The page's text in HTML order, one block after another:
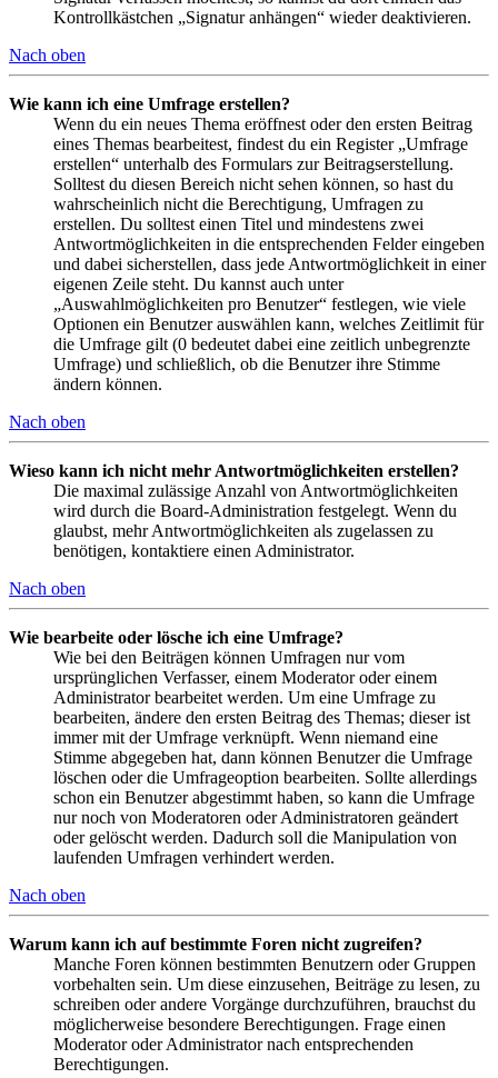
Kontrollkästchen „Signatur anhängen“ wieder deaktivieren.
Nach oben
Wie kann ich eine Umfrage erstellen?
Wenn du ein neues Thema eröffnest oder den ersten Beitrag
eines Themas bearbeitest, findest du ein Register „Umfrage
erstellen“ unterhalb des Formulars zur Beitragserstellung.
Solltest du diesen Bereich nicht sehen können, so hast du
wahrscheinlich nicht die Berechtigung, Umfragen zu
erstellen. Du solltest einen Titel und mindestens zwei
Antwortmöglichkeiten in die entsprechenden Felder eingeben
und dabei sicherstellen, dass jede Antwortmöglichkeit in einer
eigenen Zeile steht. Du kannst auch unter
„Auswahlmöglichkeiten pro Benutzer“ festlegen, wie viele
Optionen ein Benutzer auswählen kann, welches Zeitlimit für
die Umfrage gilt (0 bedeutet dabei eine zeitlich unbegrenzte
Umfrage) und schließlich, ob die Benutzer ihre Stimme
ändern können.
Nach oben
Wieso kann ich nicht mehr Antwortmöglichkeiten erstellen?
Die maximal zulässige Anzahl von Antwortmöglichkeiten
wird durch die Board-Administration festgelegt. Wenn du
glaubst, mehr Antwortmöglichkeiten als zugelassen zu
benötigen, kontaktiere einen Administrator.
Nach oben
Wie bearbeite oder lösche ich eine Umfrage?
Wie bei den Beiträgen können Umfragen nur vom
ursprünglichen Verfasser, einem Moderator oder einem
Administrator bearbeitet werden. Um eine Umfrage zu
bearbeiten, ändere den ersten Beitrag des Themas; dieser ist
immer mit der Umfrage verknüpft. Wenn niemand eine
Stimme abgegeben hat, dann können Benutzer die Umfrage
löschen oder die Umfrageoption bearbeiten. Sollte allerdings
schon ein Benutzer abgestimmt haben, so kann die Umfrage
nur noch von Moderatoren oder Administratoren geändert
oder gelöscht werden. Dadurch soll die Manipulation von
laufenden Umfragen verhindert werden.
Nach oben
Warum kann ich auf bestimmte Foren nicht zugreifen?
Manche Foren können bestimmten Benutzern oder Gruppen
vorbehalten sein. Um diese einzusehen, Beiträge zu lesen, zu
schreiben oder andere Vorgänge durchzuführen, brauchst du
möglicherweise besondere Berechtigungen. Frage einen
Moderator oder Administrator nach entsprechenden
Berechtigungen.